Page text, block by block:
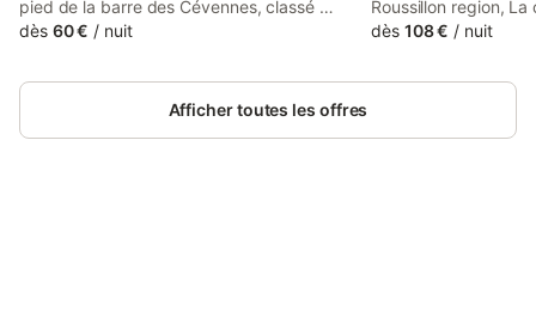
pied de la barre des Cévennes, classé au
patrimoine mondial de l'UNESCO, dans un
de Florac. Les passionnés des
randonnées pédestres seront servis. La
dès 60 € / nuit
Roussillon region,
has a garden.
an outdoor fireplace.
dès 108 € / nuit
Afficher toutes les offres